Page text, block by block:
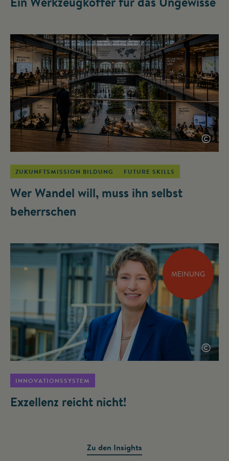
©
ZUKUNFTSMISSION BILDUNG FUTURE SKILLS
Wer Wandel will, muss ihn selbst
beherrschen
MEINUNG
©
INNOVATIONSSYSTEM
Exzellenz reicht nicht!
Zu den Insights